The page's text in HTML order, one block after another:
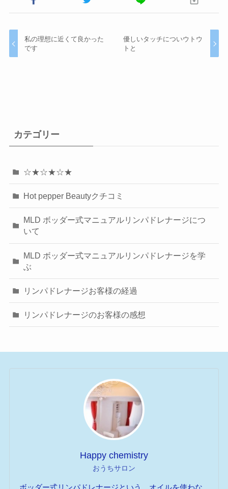
私の理想に近くて良かった
です
優しいタッチについウトウ
トと
カテゴリー
☆★☆★☆★
Hot pepper Beautyクチコミ
MLD ボッダー式マニュアルリンパドレナージにつ
いて
MLD ボッダー式マニュアルリンパドレナージを学
ぶ
リンパドレナージお客様の経過
リンパドレナージのお客様の感想
Happy chemistry
おうちサロン
ボッダー式リンパドレナージという、オイルを使わな